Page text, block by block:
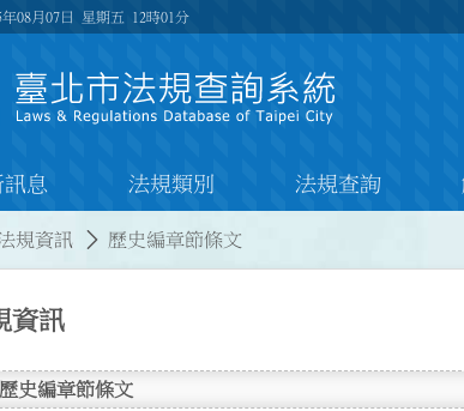
年08月07日 星期五 12時01分
訊息 法規類別 法規查詢
規資訊 歷史編章節條文
資訊
史編章節條文